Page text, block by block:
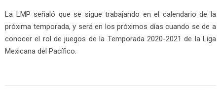
La LMP señaló que se sigue trabajando en el calendario de la
próxima temporada, y será en los próximos días cuando se de a
conocer el rol de juegos de la Temporada 2020-2021 de la Liga
Mexicana del Pacífico.